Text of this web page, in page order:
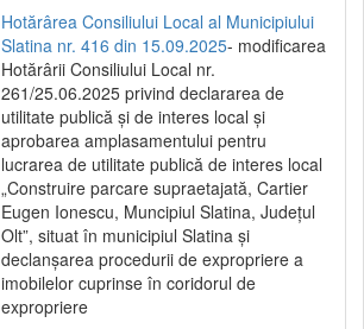
Hotărârea Consiliului Local al Municipiului
Slatina nr. 416 din 15.09.2025- modificarea
Hotărârii Consiliului Local nr.
261/25.06.2025 privind declararea de
utilitate publică și de interes local și
aprobarea amplasamentului pentru
lucrarea de utilitate publică de interes local
„Construire parcare supraetajată, Cartier
Eugen Ionescu, Muncipiul Slatina, Județul
Olt”, situat în municipiul Slatina și
declanșarea procedurii de expropriere a
imobilelor cuprinse în coridorul de
expropriere